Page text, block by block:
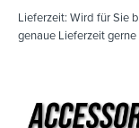
Lieferzeit: Wird für Sie
genaue Lieferzeit